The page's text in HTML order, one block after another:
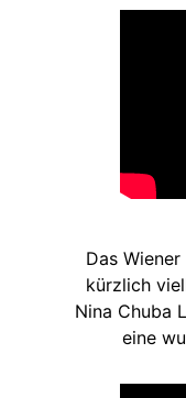
Das
kürzlich
Nina Chuba
eine